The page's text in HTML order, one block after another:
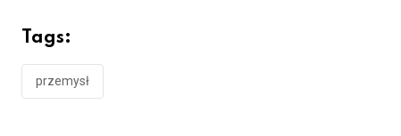
Tags:
przemysł